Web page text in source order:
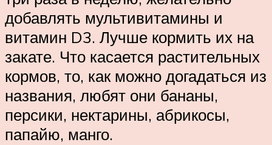
добавлять мультивитамины и
витамин D3. Лучше кормить их на
закате. Что касается растительных
кормов, то, как можно догадаться из
названия, любят они бананы,
персики, нектарины, абрикосы,
папайю, манго.